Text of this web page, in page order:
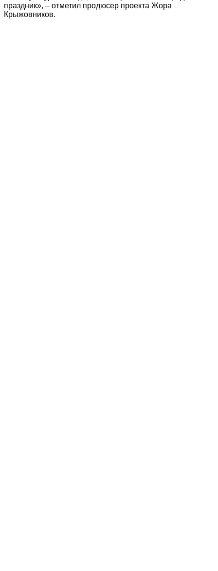
праздник», – отметил продюсер проекта Жора
Крыжовников.